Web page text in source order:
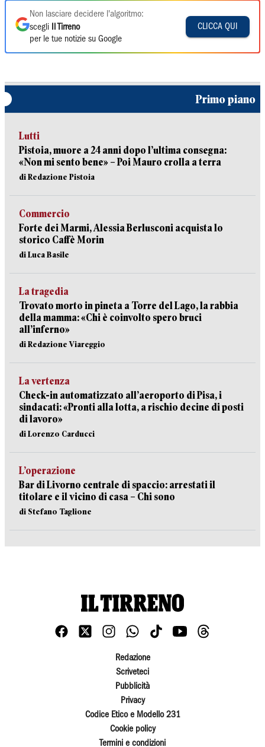
Non lasciare decidere l'algoritmo:
scegli
Il Tirreno
per le tue notizie su Google
CLICCA QUI
Primo piano
Lutti
Pistoia, muore a 24 anni dopo l’ultima consegna:
«Non mi sento bene» – Poi Mauro crolla a terra
di Redazione Pistoia
Commercio
Forte dei Marmi, Alessia Berlusconi acquista lo
storico Caffè Morin
di Luca Basile
La tragedia
Trovato morto in pineta a Torre del Lago, la rabbia
della mamma: «Chi è coinvolto spero bruci
all’inferno»
di Redazione Viareggio
La vertenza
Check-in automatizzato all’aeroporto di Pisa, i
sindacati: «Pronti alla lotta, a rischio decine di posti
di lavoro»
di Lorenzo Carducci
L’operazione
Bar di Livorno centrale di spaccio: arrestati il
titolare e il vicino di casa – Chi sono
di Stefano Taglione
Redazione
Scriveteci
Pubblicità
Privacy
Codice Etico e Modello 231
Cookie policy
Termini e condizioni